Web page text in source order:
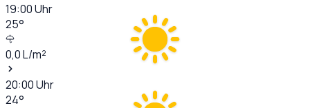
19:00Uhr
25°
0,0L/m²
20:00Uhr
24°